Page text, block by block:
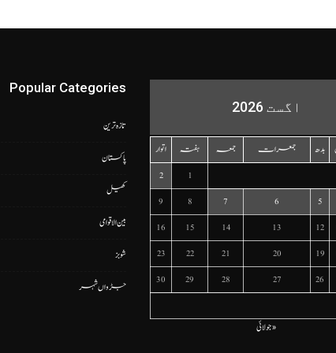
اگست 2026
بدھ جمعرات جمعہ ہفتہ
اتوار
1
2
5
6
7
8
9
12
13
14
15
16
19
20
21
22
23
26
27
28
29
30
« جولائی
Popular Categories
تازہ ترین
پاکستان
کھیل
بین الاقوامی
شوبز
جڑواں شہر